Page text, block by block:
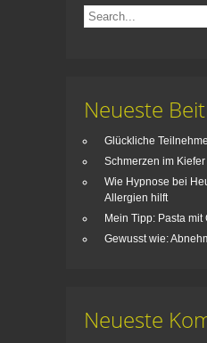
Neueste
Glückliche
Schmerzen im Kiefer
Wie Hypnose bei
Allergien hilft
Mein Tipp: Pasta
Gewusst wie:
Neueste